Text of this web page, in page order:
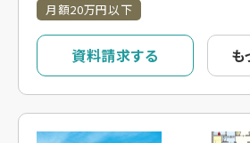
月額20万円以下
資料請求する も